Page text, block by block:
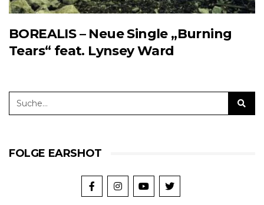
BOREALIS – Neue Single „Burning
Tears“ feat. Lynsey Ward
FOLGE EARSHOT